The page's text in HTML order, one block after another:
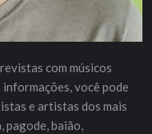
com músicos
você pode
e artistas dos mais
pagode, baião,